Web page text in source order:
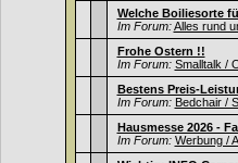
Welche Boiliesorte
Im Forum: Alles rund
Frohe Ostern !!
Im Forum: Smalltalk /
Bestens Preis-
Im Forum: Bedchair /
Hausmesse 2026 -
Im Forum: Werbung /